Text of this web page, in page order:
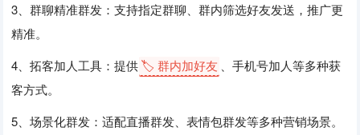
3、群聊精准群发：支持指定群聊、群内筛选好友发送，推广更
精准。
4、拓客加人工具：提供🏷️ 群内加好友 、手机号加人等多种获
客方式。
5、场景化群发：适配直播群发、表情包群发等多种营销场景。